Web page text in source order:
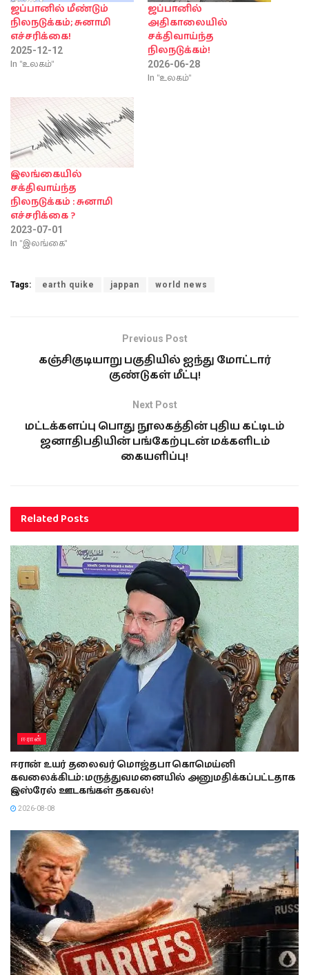
ஜப்பானில் மீண்டும்
நிலநடுக்கம்; சுனாமி
எச்சரிக்கை!
2025-12-12
In "உலகம்"
ஜப்பானில்
அதிகாலையில்
சக்திவாய்ந்த
நிலநடுக்கம்!
2026-06-28
In "உலகம்"
இலங்கையில்
சக்திவாய்ந்த
நிலநடுக்கம் : சுனாமி
எச்சரிக்கை ?
2023-07-01
In "இலங்கை"
Tags: earth quike jappan world news
Previous Post
கஞ்சிகுடியாறு பகுதியில் ஐந்து மோட்டார்
குண்டுகள் மீட்பு!
Next Post
மட்டக்களப்பு பொது நூலகத்தின் புதிய கட்டிடம்
ஜனாதிபதியின் பங்கேற்புடன் மக்களிடம்
கையளிப்பு!
RelatedPosts
ஈரான்
ஈரான் உயர் தலைவர் மொஜ்தபா கொமெய்னி
கவலைக்கிடம்: மருத்துவமனையில் அனுமதிக்கப்பட்டதாக
இஸ்ரேல் ஊடகங்கள் தகவல்!
2026-08-08